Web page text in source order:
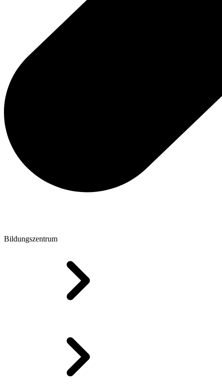
Bildungszentrum